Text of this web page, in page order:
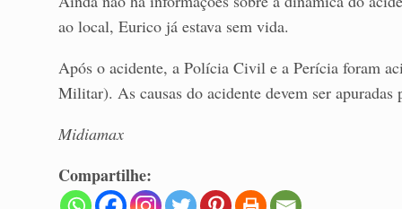
ao local, Eurico já estava sem vida.
Após o acidente, a Polícia Civil e a Perícia foram
Militar). As causas do acidente devem ser
Midiamax
Compartilhe: